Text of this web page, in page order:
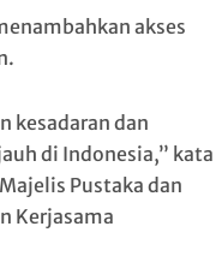
akses
kesadaran dan
di Indonesia,” kata
Pustaka dan
Kerjasama